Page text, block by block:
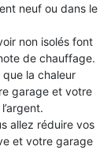
neuf ou dans le
non isolés font
de chauffage.
que la chaleur
garage et votre
allez réduire vos
et votre garage